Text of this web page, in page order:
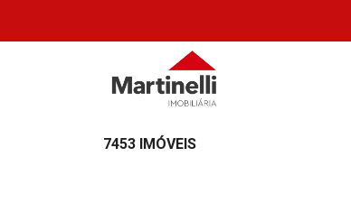
7453 IMÓVEIS